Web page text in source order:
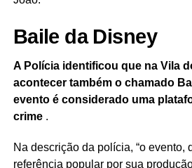
Baile da Disney
A Polícia identificou que na Vila
acontecer também o chamado
evento é considerado uma
crime.
Na descrição da polícia, “o evento,
referência popular por sua